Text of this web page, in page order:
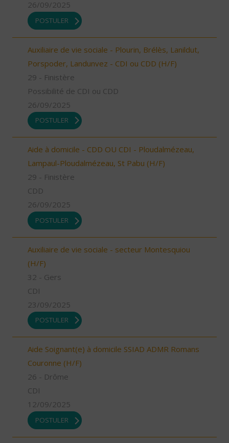
26/09/2025
POSTULER
Auxiliaire de vie sociale - Plourin, Brélès, Lanildut,
Porspoder, Landunvez - CDI ou CDD (H/F)
29 - Finistère
Possibilité de CDI ou CDD
26/09/2025
POSTULER
Aide à domicile - CDD OU CDI - Ploudalmézeau,
Lampaul-Ploudalmézeau, St Pabu (H/F)
29 - Finistère
CDD
26/09/2025
POSTULER
Auxiliaire de vie sociale - secteur Montesquiou
(H/F)
32 - Gers
CDI
23/09/2025
POSTULER
Aide Soignant(e) à domicile SSIAD ADMR Romans
Couronne (H/F)
26 - Drôme
CDI
12/09/2025
POSTULER